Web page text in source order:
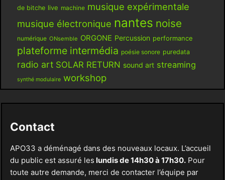
de bitche live machine musique expérimentale
musique électronique nantes noise
numérique ONsemble ORGONE Percussion performance
plateforme intermédia poésie sonore puredata
radio art SOLAR RETURN sound art streaming
synthé modulaire workshop
Contact
APO33 a déménagé dans des nouveaux locaux. L’accueil
du public est assuré les lundis de 14h30 à 17h30.Pour
toute autre demande, merci de contacter l’équipe par